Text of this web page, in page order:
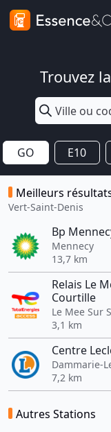
Trouvez
GO E10
Meilleurs
Vert-Saint-Denis
Bp
Mennecy
13,7 km
Relais Le
Courtille
Le Mee Sur
3,1 km
Centre
Dammarie-
7,2 km
Autres Stations